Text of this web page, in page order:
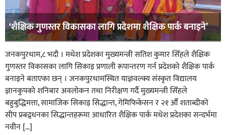
‘शैक्षिक गुणस्तर विकासका लागि प्रदेशमा शैक्षिक पार्क बनाइने’
जनकपुरधाम,८ भदौ । मधेश प्रदेशका मुख्यमन्त्री सतिश कुमार सिँहले शैक्षिक
गुणस्तर विकासका लागि सिकाइ प्रणाली रूपान्तरण गर्न प्रदेशको शैक्षिक पार्क
बनाइने बताएका छन् । जनकपुरधामस्थित याज्ञवल्क्य संस्कृत विद्यालय
ज्ञानकुपको शनिबार अवलोकन तथा निरीक्षण गर्दै मुख्यमन्त्री सिँहले
बहुबुद्धिमत्ता, सामाजिक सिकाइ सिद्धान्त, गेमिफिकेसन र २१ औँ शताब्दीको
सीप प्रबद्र्धनका सिद्धान्तहरूमा आधारित शैक्षिक पार्क मधेश प्रदेशका सन्दर्भमा
नवीन […]